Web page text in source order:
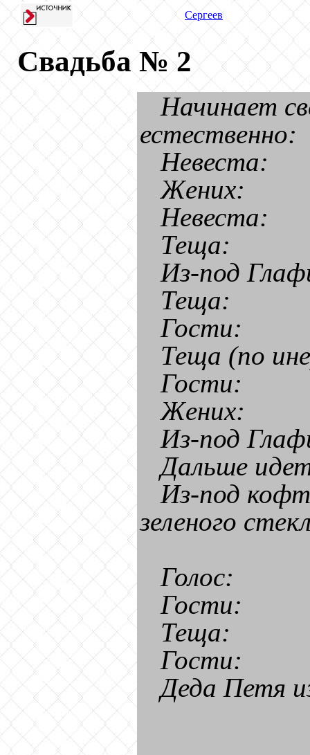
Сергеев
Свадьба № 2
Начинает
естественно:
Невеста:
Жених:
Невеста:
Теща:
Из-под
Теща:
Гости:
Теща (по
Гости:
Жених:
Из-под
Дальше
Из-под
зеленого
Голос:
Гости:
Теща:
Гости:
Деда Петя